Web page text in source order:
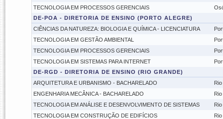
TECNOLOGIA EM PROCESSOS GERENCIAIS
DE-POA - DIRETORIA DE ENSINO (PORTO ALEGRE)
CIÊNCIAS DA NATUREZA: BIOLOGIA E QUÍMICA - LICENCIATURA
TECNOLOGIA EM GESTÃO AMBIENTAL
TECNOLOGIA EM PROCESSOS GERENCIAIS
TECNOLOGIA EM SISTEMAS PARA INTERNET
DE-RGD - DIRETORIA DE ENSINO (RIO GRANDE)
ARQUITETURA E URBANISMO - BACHARELADO
ENGENHARIA MECÂNICA - BACHARELADO
TECNOLOGIA EM ANÁLISE E DESENVOLVIMENTO DE SISTEMAS
TECNOLOGIA EM CONSTRUÇÃO DE EDIFÍCIOS